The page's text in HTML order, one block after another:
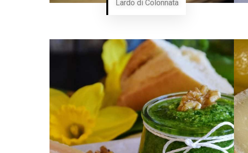
Lardo di Colonnata